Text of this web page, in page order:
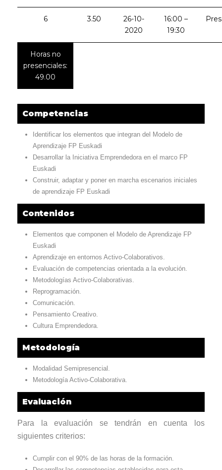
6 3.50
26-10-
2020
16:00 –
19:30
Horas no
presenciales:
49.00
Competencias
Identificar los elementos que integran del Modelo de
Aprendizaje FP Euskadi
Desarrollar la Iniciativa Emprendedora en el marco FP
Euskadi
Construir, adaptar y poner en marcha escenarios iniciales
de aprendizaje FP Euskadi
Contenidos
Elementos que componen el Modelo de Aprendizaje FP
Euskadi
Aprendizaje en entornos Activo-Colaborativos.
Evaluación de competencias orientada a la evolución.
Metodologías Activo-Colaborativas.
Reprogramación.
Comunicación.
Pensamiento Creativo.
Cultura Emprendedora.
Metodología
Modalidad Semipresencial.
Metodología Activo-Colaborativa.
Evaluación
Para la evaluación se tendrán en cuenta los
siguientes criterios:
Cumplir con el 90% de las horas de la formación.